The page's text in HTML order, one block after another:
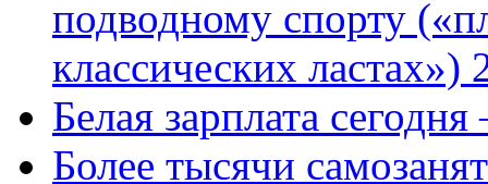
подводному спорту
классических ластах»)
Белая зарплата
Более тысячи